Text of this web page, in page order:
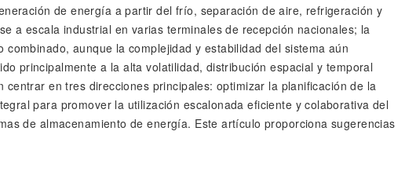
de energía a partir del frío, separación de aire, refrigeración y
a escala industrial en varias terminales de recepción nacionales; la
aunque la complejidad y estabilidad del sistema aún
principalmente a la alta volatilidad, distribución espacial y temporal
en tres direcciones principales: optimizar la planificación de la
para promover la utilización escalonada eficiente y colaborativa del
de almacenamiento de energía. Este artículo proporciona sugerencias